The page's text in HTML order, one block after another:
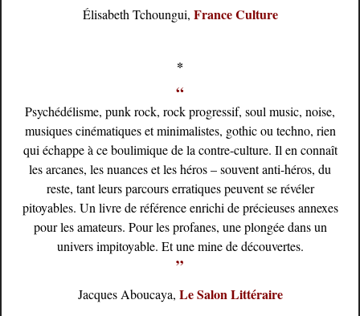
Élisabeth Tchoungui, France Culture
*
“
Psychédélisme, punk rock, rock progressif, soul music, noise,
musiques cinématiques et minimalistes, gothic ou techno, rien
qui échappe à ce boulimique de la contre-culture. Il en connaît
les arcanes, les nuances et les héros – souvent anti-héros, du
reste, tant leurs parcours erratiques peuvent se révéler
pitoyables. Un livre de référence enrichi de précieuses annexes
pour les amateurs. Pour les profanes, une plongée dans un
univers impitoyable. Et une mine de découvertes.
”
Jacques Aboucaya, Le Salon Littéraire